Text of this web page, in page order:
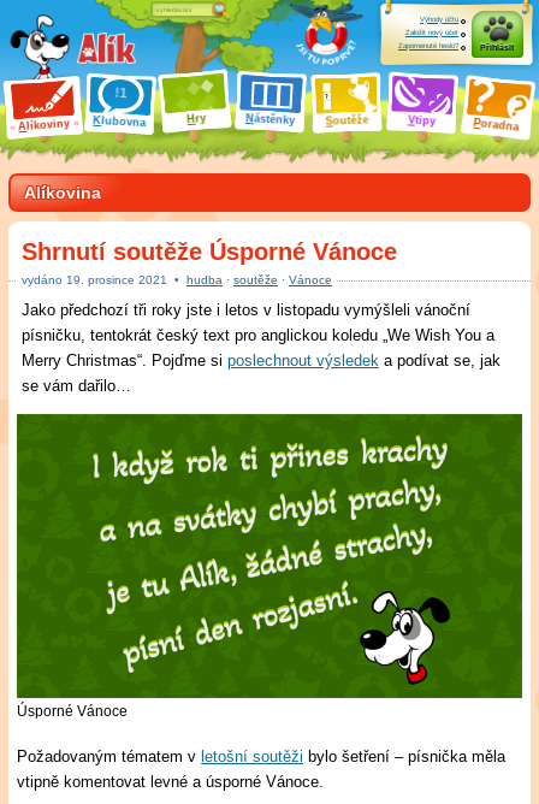
Alíkoviny Klubovna Hry Nástěnky Soutěže Vtipy Poradna
Výhody účtu
Založit nový účet
Zapomenuté heslo?
Přihlásit
Alíkovina
Shrnutí soutěže Úsporné Vánoce
vydáno 19 prosince 2021 • hudba · soutěže · Vánoce
Jako předchozí tři roky jste i letos v listopadu vymýšleli vánoční
písničku, tentokrát český text pro anglickou koledu „We Wish You a
Merry Christmas“. Pojďme si poslechnout výsledek a podívat se, jak
se vám dařilo…
Úsporné Vánoce
Požadovaným tématem v letošní soutěži bylo šetření – písnička měla
vtipně komentovat levné a úsporné Vánoce.